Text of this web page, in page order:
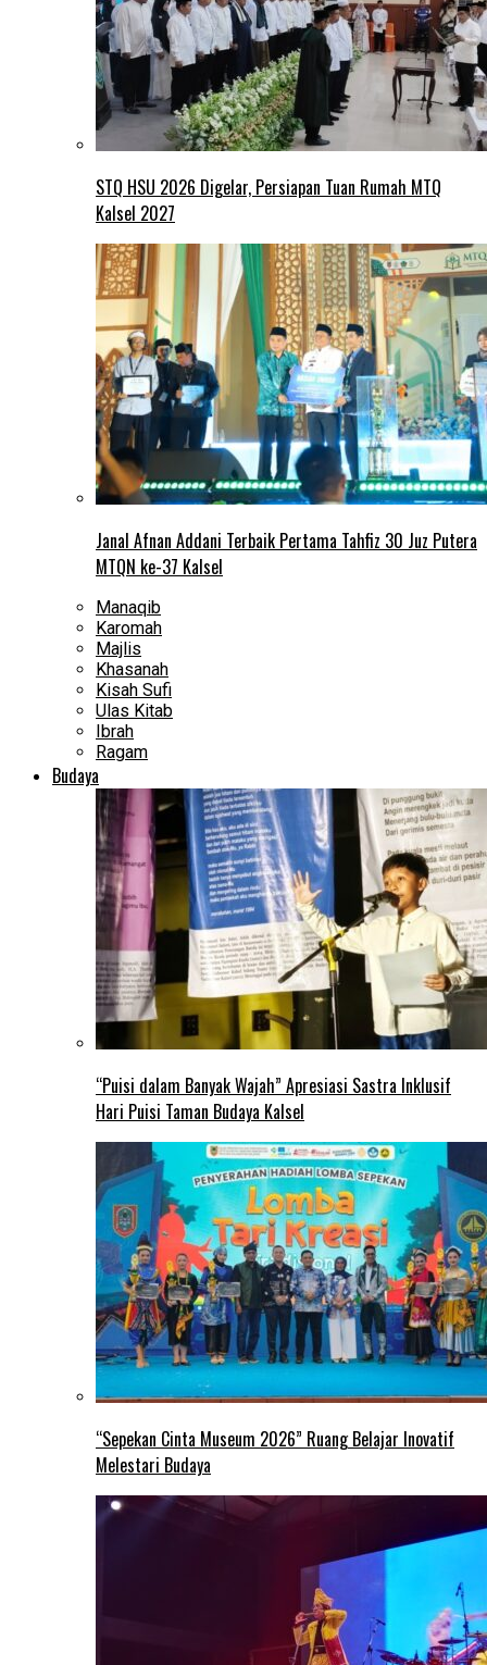
STQ HSU 2026 Digelar, Persiapan Tuan Rumah MTQ
Kalsel 2027
Janal Afnan Addani Terbaik Pertama Tahfiz 30 Juz Putera
MTQN ke-37 Kalsel
Manaqib
Karomah
Majlis
Khasanah
Kisah Sufi
Ulas Kitab
Ibrah
Ragam
Budaya
“Puisi dalam Banyak Wajah” Apresiasi Sastra Inklusif
Hari Puisi Taman Budaya Kalsel
“Sepekan Cinta Museum 2026” Ruang Belajar Inovatif
Melestari Budaya